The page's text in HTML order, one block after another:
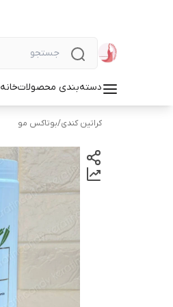
دسته‌بندی محصولاتخانه
کراتین کندی/بوتاکس مو